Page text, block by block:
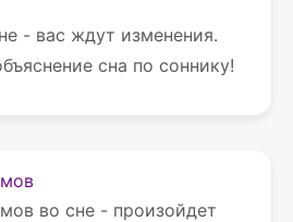
- вас ждут изменения.
сна по соннику!
во сне - произойдет